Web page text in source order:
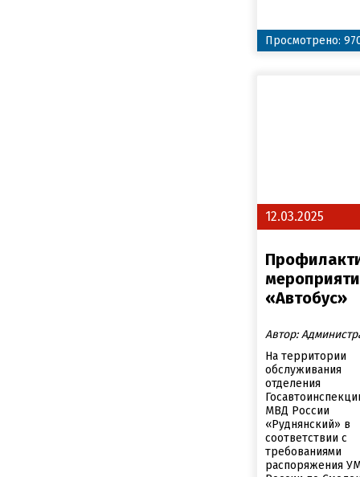
Просмотрено:
12.03.2025
«Автобус»
Автор:
На территории
обслуживания
отделения
МВД России
«Руднянский» в
соответствии с
требованиями
распоряжения